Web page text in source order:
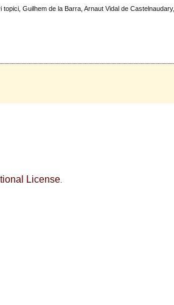
Guilhem de la Barra, Arnaut Vidal de Castelnaudary,
License